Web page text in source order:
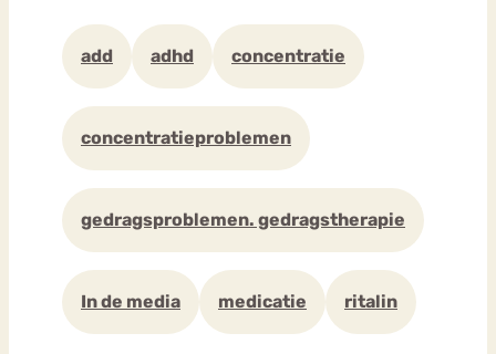
add adhd concentratie
concentratieproblemen
gedragsproblemen. gedragstherapie
In de media medicatie ritalin